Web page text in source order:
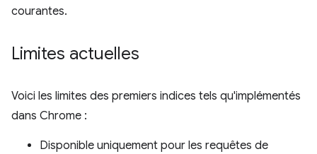
courantes.
Limites actuelles
Voici les limites des premiers indices tels qu'implémentés
dans Chrome :
Disponible uniquement pour les requêtes de